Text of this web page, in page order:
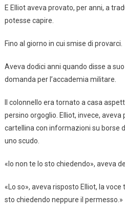
E Elliot aveva provato, per anni, a
potesse capire.
Fino al giorno in cui smise di provarci.
Aveva dodici anni quando disse a
domanda per l’accademia militare.
Il colonnello era tornato a casa
persino orgoglio. Elliot, invece, aveva
cartellina con informazioni su borse
uno scudo.
«Io non te lo sto chiedendo», aveva
«Lo so», aveva risposto Elliot, la
sto chiedendo neppure il permesso.»